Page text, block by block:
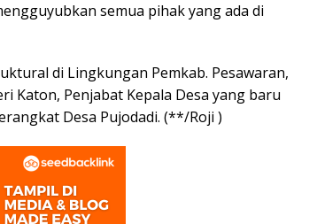
semua pihak yang ada di
di Lingkungan Pemkab. Pesawaran,
Katon, Penjabat Kepala Desa yang baru
Desa Pujodadi. (**/Roji )